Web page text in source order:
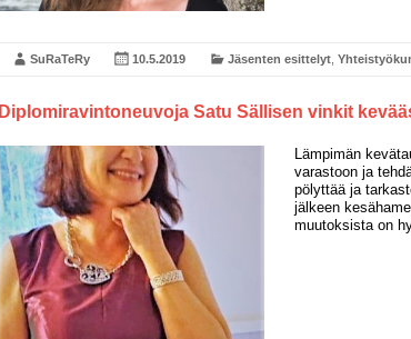
SuRaTeRy 10.5.2019 Jäsenten esittelyt ,
Diplomiravintoneuvoja Satu Sällisen vinkit
Lämpimän
varastoon ja
pölyttää ja
jälkeen
muutoksista on